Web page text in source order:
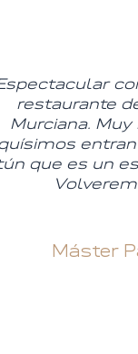
restaurante
Murciana.
que es un
Máster